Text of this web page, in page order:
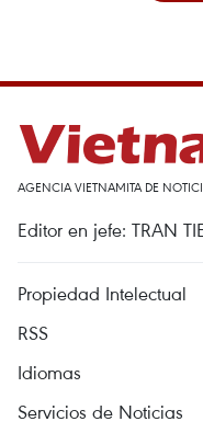
AGENCIA VIETNAMITA DE
Editor en jefe: TRAN
Propiedad Intelectual
RSS
Idiomas
Servicios de Noticias